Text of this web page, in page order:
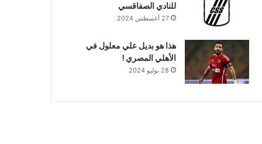
للنادي الصفاقسي
27 أغسطس 2024
هذا هو بديل علي معلول في
الأهلي المصري !
28 يوليو 2024